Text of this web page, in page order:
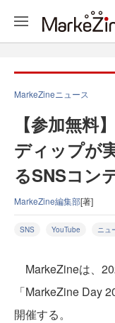
MarkeZineニュース
【参加無料
ディップが
るSNSコン
MarkeZine編集部[著]
SNS YouTube ニュ
MarkeZineは、
「MarkeZine Day
開催する。